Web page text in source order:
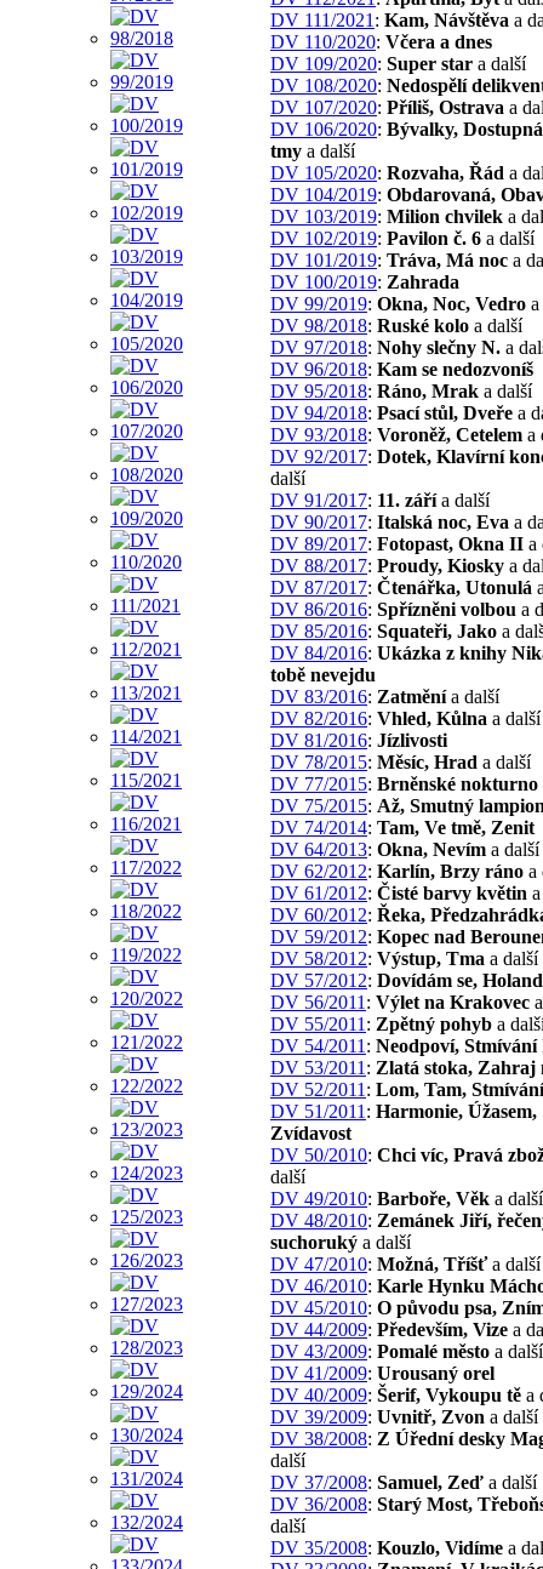
DV 111/2021 : Kam, Návštěva a
DV 110/2020: Včera a dnes
DV 109/2020: Super star a další
DV 108/2020: Nedospělí
DV 107/2020: Příliš, Ostrava a
DV 106/2020: Bývalky,
tmy a další
DV 105/2020: Rozvaha, Řád a
DV 104/2019: Obdarovaná,
DV 103/2019: Milion chvilek a
DV 102/2019: Pavilon č. 6 a další
DV 101/2019: Tráva, Má noc a
DV 100/2019: Zahrada
DV 99/2019: Okna, Noc, Vedro
DV 98/2018: Ruské kolo a další
DV 97/2018: Nohy slečny N. a
DV 96/2018: Kam se nedozvoníš
DV 95/2018: Ráno, Mrak a další
DV 94/2018: Psací stůl, Dveře a
DV 93/2018: Voroněž, Cetelem a
DV 92/2017: Dotek, Klavírní
další
DV 91/2017: 11. zářía další
DV 90/2017: Italská noc, Eva a
DV 89/2017: Fotopast, Okna II a
DV 88/2017: Proudy, Kiosky a
DV 87/2017: Čtenářka, Utonulá
DV 86/2016: Spřízněni volbou a
DV 85/2016: Squateři, Jako a
DV 84/2016: Ukázka z knihy
tobě nevejdu
DV 83/2016: Zatměnía další
DV 82/2016: Vhled, Kůlna a další
DV 81/2016: Jízlivosti
DV 78/2015: Měsíc, Hrad a další
DV 77/2015: Brněnské nokturno
DV 75/2015: Až, Smutný
DV 74/2014: Tam, Ve tmě, Zenit
DV 64/2013: Okna, Nevím a další
DV 62/2012: Karlín, Brzy ráno a
DV 61/2012: Čisté barvy květin
DV 60/2012: Řeka,
DV 59/2012: Kopec nad
DV 58/2012: Výstup, Tma a další
DV 57/2012: Dovídám se,
DV 56/2011 : Výlet na Krakovec
DV 55/2011 : Zpětný pohyb a
DV 54/2011 : Neodpoví,
DV 53/2011 : Zlatá stoka, Zahraj
DV 52/2011 : Lom, Tam, Stmívání
DV 51/2011 : Harmonie, Úžasem,
Zvídavost
DV 50/2010: Chci víc, Pravá
další
DV 49/2010: Barboře, Věk a další
DV 48/2010: Zemánek Jiří,
suchoruký a další
DV 47/2010: Možná, Tříšťa další
DV 46/2010: Karle Hynku
DV 45/2010: O původu psa,
DV 44/2009: Především, Vize a
DV 43/2009: Pomalé město a další
DV 41/2009: Urousaný orel
DV 40/2009: Šerif, Vykoupu tě a
DV 39/2009: Uvnitř, Zvon a další
DV 38/2008: Z Úřední desky
další
DV 37/2008: Samuel, Zeď a další
DV 36/2008: Starý Most,
další
DV 35/2008: Kouzlo, Vidíme a